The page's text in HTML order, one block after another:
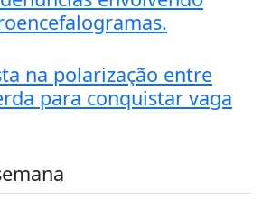
na polarização entre
para conquistar vaga